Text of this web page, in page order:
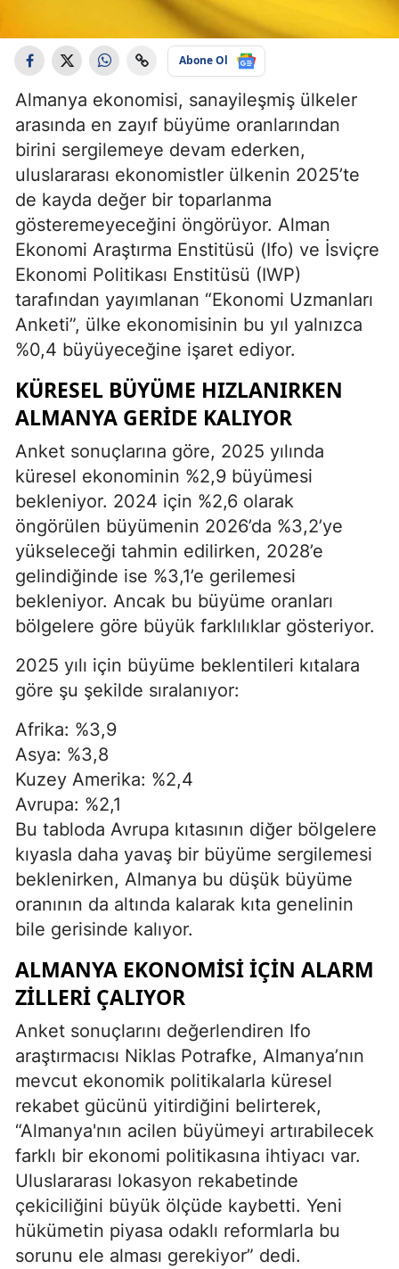
Abone Ol
Almanya ekonomisi, sanayileşmiş ülkeler
arasında en zayıf büyüme oranlarından
birini sergilemeye devam ederken,
uluslararası ekonomistler ülkenin 2025’te
de kayda değer bir toparlanma
gösteremeyeceğini öngörüyor. Alman
Ekonomi Araştırma Enstitüsü (Ifo) ve İsviçre
Ekonomi Politikası Enstitüsü (IWP)
tarafından yayımlanan “Ekonomi Uzmanları
Anketi”, ülke ekonomisinin bu yıl yalnızca
%0,4 büyüyeceğine işaret ediyor.
KÜRESEL BÜYÜME HIZLANIRKEN
ALMANYA GERIDE KALIYOR
Anket sonuçlarına göre, 2025 yılında
küresel ekonominin %2,9 büyümesi
bekleniyor. 2024 için %2,6 olarak
öngörülen büyümenin 2026’da %3,2’ye
yükseleceği tahmin edilirken, 2028’e
gelindiğinde ise %3,1’e gerilemesi
bekleniyor. Ancak bu büyüme oranları
bölgelere göre büyük farklılıklar gösteriyor.
2025 yılı için büyüme beklentileri kıtalara
göre şu şekilde sıralanıyor:
Afrika: %3,9
Asya: %3,8
Kuzey Amerika: %2,4
Avrupa: %2,1
Bu tabloda Avrupa kıtasının diğer bölgelere
kıyasla daha yavaş bir büyüme sergilemesi
beklenirken, Almanya bu düşük büyüme
oranının da altında kalarak kıta genelinin
bile gerisinde kalıyor.
ALMANYA EKONOMISI İÇIN ALARM
ZILLERI ÇALIYOR
Anket sonuçlarını değerlendiren Ifo
araştırmacısı Niklas Potrafke, Almanya’nın
mevcut ekonomik politikalarla küresel
rekabet gücünü yitirdiğini belirterek,
“Almanya'nın acilen büyümeyi artırabilecek
farklı bir ekonomi politikasına ihtiyacı var.
Uluslararası lokasyon rekabetinde
çekiciliğini büyük ölçüde kaybetti. Yeni
hükümetin piyasa odaklı reformlarla bu
sorunu ele alması gerekiyor” dedi.